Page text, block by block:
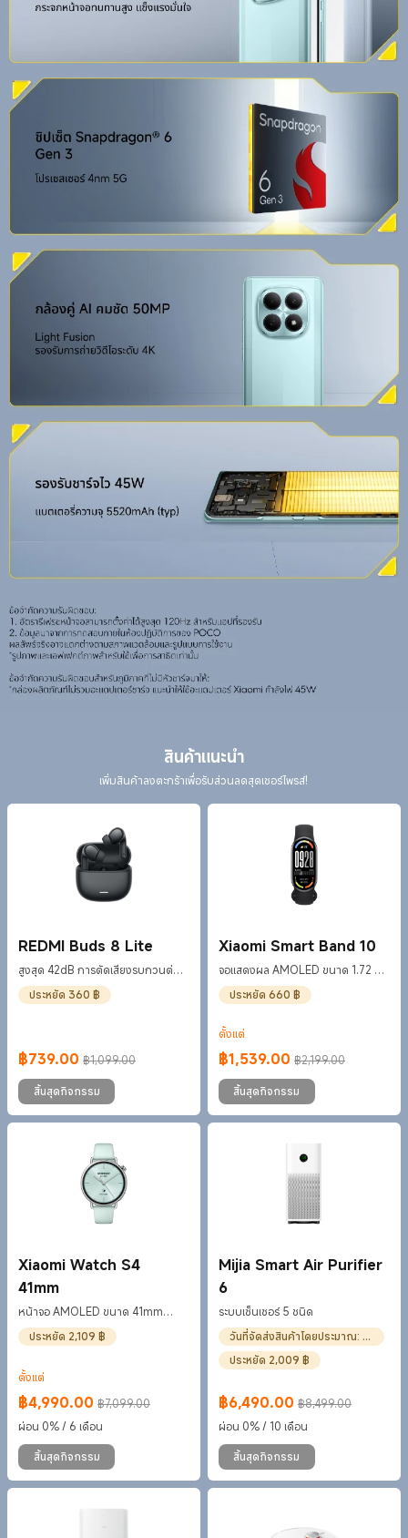
สินค้าแนะนำ
เพิ่มสินค้าลงตะกร้าเพื่อรับส่วนลดสุดเซอร์ไพรส์!
REDMI Buds 8 Lite
สูงสุด 42dB การตัดเสียงรบกวนต่อ
เนื่องที่ครอบคลุมย่านความถี่ก
ประหยัด 360 ฿
฿739.00
Current Price ฿739
฿1,099.00
ราคาโปรโมชั่น ฿1,099.00
สิ้นสุดกิจกรรม
Xiaomi Smart Band 10
จอแสดงผล AMOLED ขนาด 1.72 นิ้ว
พร้อมขอบจอที่บางขึ้น
ประหยัด 660 ฿
ตั้งแต่
฿1,539.00
Current Price ฿1539
฿2,199.00
ราคาโปรโมชั่น ฿2,199.00
สิ้นสุดกิจกรรม
Xiaomi Watch S4
41mm
หน้าจอ AMOLED ขนาด 41mm
พร้อมดีไซน์เพรียวบางและดูสง่างาม
ประหยัด 2,109 ฿
ตั้งแต่
฿4,990.00
Current Price ฿4990
฿7,099.00
ราคาโปรโมชั่น ฿7,099.00
ผ่อน 0% / 6 เดือน
สิ้นสุดกิจกรรม
Mijia Smart Air Purifier
6
ระบบเซ็นเซอร์ 5 ชนิด
วันที่จัดส่งสินค้าโดยประมาณ: 1-3 ต.ค.
ประหยัด 2,009 ฿
฿6,490.00
Current Price ฿6490
฿8,499.00
ราคาโปรโมชั่น ฿8,499.00
ผ่อน 0% / 10 เดือน
สิ้นสุดกิจกรรม